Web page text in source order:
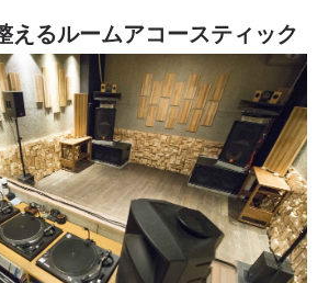
えるルームアコースティック